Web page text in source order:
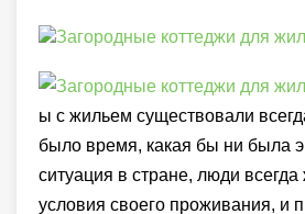
ы с жильем существовали
было время, какая бы ни была
ситуация в стране, люди
условия своего проживания, и